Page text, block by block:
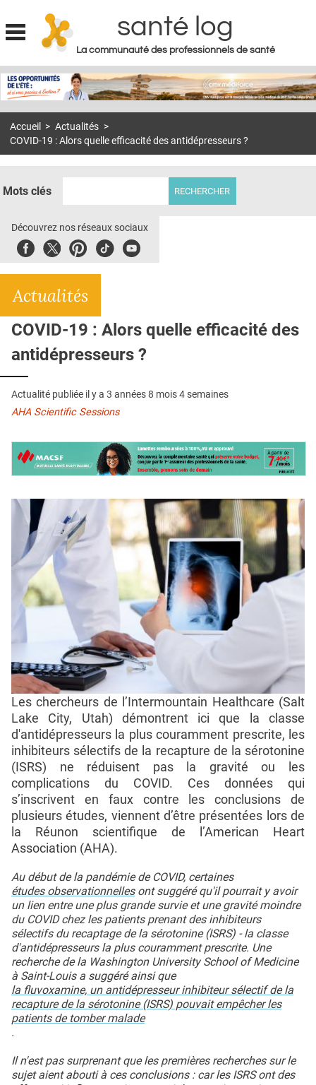
Jump to navigation
santé log
La communauté des professionnels de santé
MON COMPTE
S'ABONNER À LA REVUE SOIN À DOMICILE
DOSSIERS
E-REVUE SAD
L'APP
QUI SOMMES-NOUS ?
PUBLICITÉ
CONDITIONS GÉNÉRALES
CONTACT
Accueil > Actualités >
COVID-19 : Alors quelle efficacité des antidépresseurs ?
Mots clés
Découvrez nos réseaux sociaux
FacebookTwitterPinterest
TiktokYoubute
Actualités
COVID-19 : Alors quelle efficacité des
antidépresseurs ?
Actualité publiée il y a 3 années 8 mois 4 semaines
AHA Scientific Sessions
Les chercheurs de l’Intermountain Healthcare (Salt
Lake City, Utah) démontrent ici que la classe
d'antidépresseurs la plus couramment prescrite, les
inhibiteurs sélectifs de la recapture de la sérotonine
(ISRS) ne réduisent pas la gravité ou les
complications du COVID. Ces données qui
s’inscrivent en faux contre les conclusions de
plusieurs études, viennent d’être présentées lors de
la Réunon scientifique de l’American Heart
Association (AHA).
Au début de la pandémie de COVID, certaines
études observationnellesont suggéré qu'il pourrait y avoir
un lien entre une plus grande survie et une gravité moindre
du COVID chez les patients prenant des inhibiteurs
sélectifs du recaptage de la sérotonine (ISRS) - la classe
d'antidépresseurs la plus couramment prescrite. Une
recherche de la Washington University School of Medicine
à Saint-Louis a suggéré ainsi que
la fluvoxamine, un antidépresseur inhibiteur sélectif de la
recapture de la sérotonine (ISRS) pouvait empêcher les
patients de tomber malade
.
Il n'est pas surprenant que les premières recherches sur le
sujet aient abouti à ces conclusions : car les ISRS ont des